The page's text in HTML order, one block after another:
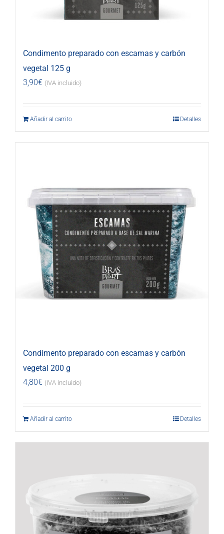
Condimento preparado con escamas y carbón
vegetal 125 g
3,90€ (IVA incluido)
Añadir al carrito Detalles
Condimento preparado con escamas y carbón
vegetal 200 g
4,80€ (IVA incluido)
Añadir al carrito Detalles